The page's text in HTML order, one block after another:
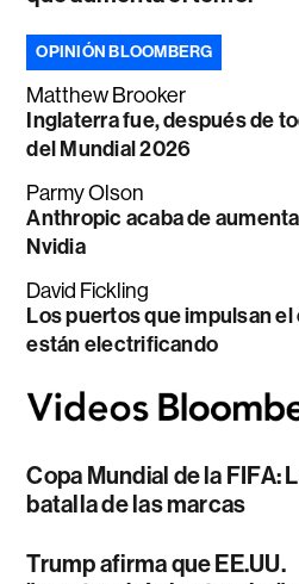
OPINIÓN BLOOMBERG
Matthew Brooker
Inglaterra fue, después de
del Mundial 2026
Parmy Olson
Anthropic acaba de
Nvidia
David Fickling
Los puertos que impulsan
están electrificando
Copa Mundial de la FIFA:
batalla de las marcas
Trump afirma que EE.UU.